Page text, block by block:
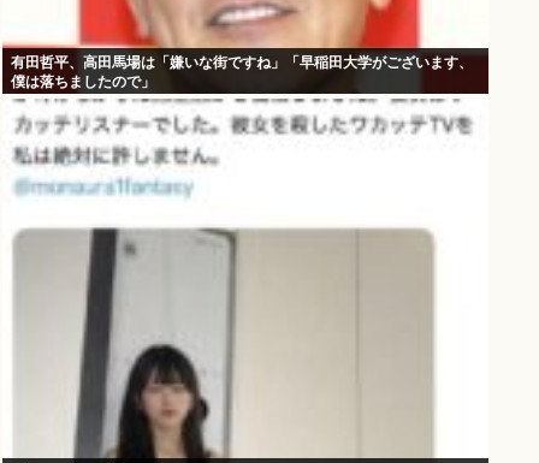
有田哲平、高田馬場は「嫌いな街ですね」「早稲田大学がございます、
僕は落ちましたので」